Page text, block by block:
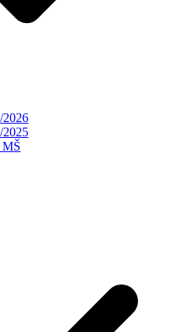
2026
2025
MŠ